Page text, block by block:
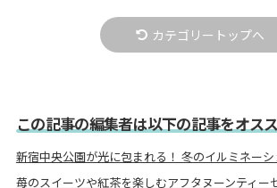
カテゴリートップへ
この記事の編集者は以下の記事をオス
新宿中央公園が光に包まれる！ 冬のイルミネー
苺のスイーツや紅茶を楽しむアフタヌーンティー